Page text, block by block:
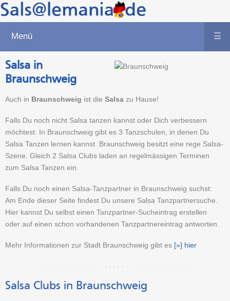
Menü ☰
Salsa in
Braunschweig
Auch in Braunschweig ist die Salsa zu Hause!
Falls Du noch nicht Salsa tanzen kannst oder Dich verbessern
möchtest: In Braunschweig gibt es 3 Tanzschulen, in denen Du
Salsa Tanzen lernen kannst. Braunschweig besitzt eine rege Salsa-
Szene. Gleich 2 Salsa Clubs laden an regelmässigen Terminen
zum Salsa Tanzen ein.
Falls Du noch einen Salsa-Tanzpartner in Braunschweig suchst:
Am Ende dieser Seite findest Du unsere Salsa Tanzpartnersuche.
Hier kannst Du selbst einen Tanzpartner-Sucheintrag erstellen
oder auf einen schon vorhandenen Tanzpartnereintrag antworten.
Mehr Informationen zur Stadt Braunschweig gibt es [»] hier
Salsa Clubs in Braunschweig